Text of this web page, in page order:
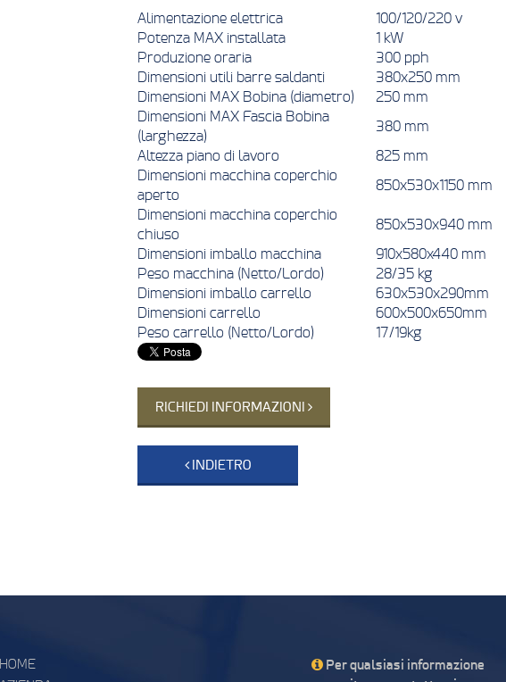
Alimentazione elettrica
100/120/220 v
Potenza MAX installata
1 kW
Produzione oraria
300 pph
Dimensioni utili barre saldanti
380x250 mm
Dimensioni MAX Bobina (diametro)
250 mm
Dimensioni MAX Fascia Bobina
(larghezza)
380 mm
Altezza piano di lavoro
825 mm
Dimensioni macchina coperchio
aperto
850x530x1150 mm
Dimensioni macchina coperchio
chiuso
850x530x940 mm
Dimensioni imballo macchina
910x580x440 mm
Peso macchina (Netto/Lordo)
28/35 kg
Dimensioni imballo carrello
630x530x290mm
Dimensioni carrello
600x500x650mm
Peso carrello (Netto/Lordo)
17/19kg
RICHIEDI INFORMAZIONI
INDIETRO
HOME
Per qualsiasi informazione